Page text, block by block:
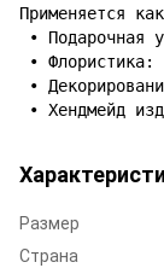
Применяется
• Подарочная
• Флористика:
•
• Хендмейд
Размер
Страна